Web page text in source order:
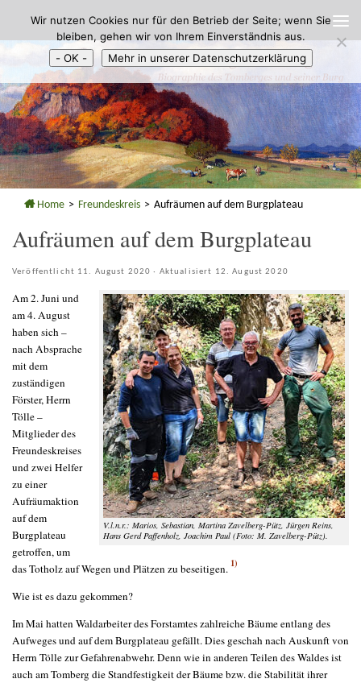
Zum Inhalt springen
Home > Freundeskreis > Aufräumen auf dem Burgplateau
Aufräumen auf dem Burgplateau
Veröffentlicht 11. August 2020 · Aktualisiert 12. August 2020
V.l.n.r.: Marios, Sebastian, Martina Zavelberg-Pütz, Jürgen Reins,
Hans Gerd Paffenholz, Joachim Paul (Foto: M. Zavelberg-Pütz).
Am 2. Juni und
am 4. August
haben sich –
nach Absprache
mit dem
zuständigen
Förster, Herrn
Tölle –
Mitglieder des
Freundeskreises
und zwei Helfer
zu einer
Aufräumaktion
auf dem
Burgplateau
getroffen, um
das Totholz auf Wegen und Plätzen zu beseitigen. 1)
Wie ist es dazu gekommen?
Im Mai hatten Waldarbeiter des Forstamtes zahlreiche Bäume entlang des
Aufweges und auf dem Burgplateau gefällt. Dies geschah nach Auskunft von
Herrn Tölle zur Gefahrenabwehr. Denn wie in anderen Teilen des Waldes ist
auch am Tomberg die Standfestigkeit der Bäume bzw. die Stabilität ihrer
Wir nutzen Cookies nur für den Betrieb der Seite; wenn Sie
bleiben, gehen wir von Ihrem Einverständnis aus.
- OK -
Mehr in unserer Datenschutzerklärung